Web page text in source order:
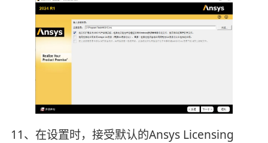
11、在设置时，接受默认的Ansys Licensing